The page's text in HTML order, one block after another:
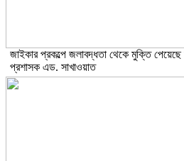
জাইকার প্রকল্পে জলাবদ্ধতা থেকে মুক্তি পেয়েছে
প্রশাসক এড. সাখাওয়াত